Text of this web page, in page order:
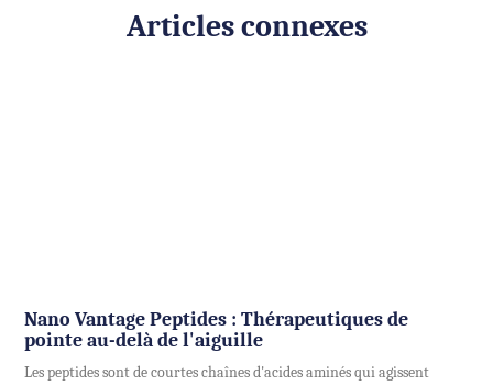
Articles connexes
Nano Vantage Peptides : Thérapeutiques de
pointe au-delà de l'aiguille
Les peptides sont de courtes chaînes d'acides aminés qui agissent